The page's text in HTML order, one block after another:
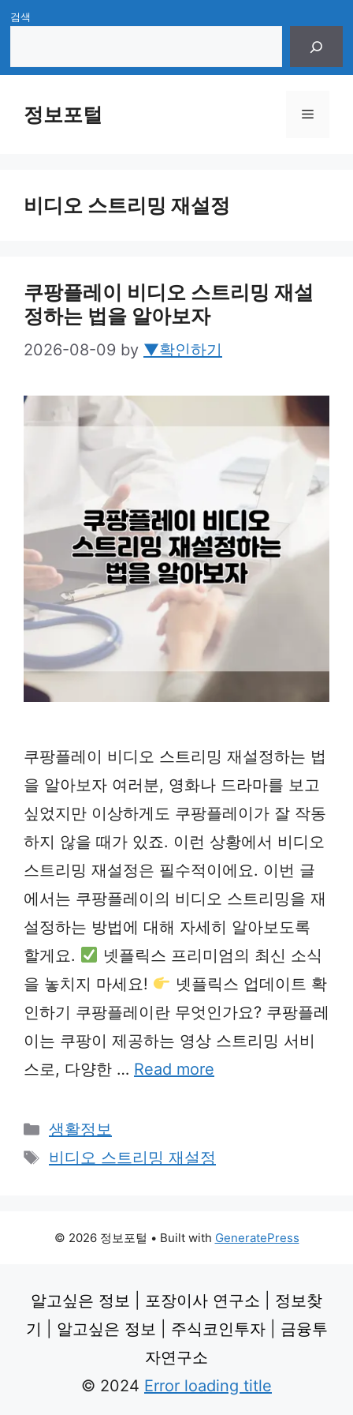
Skip
content
검색
정보포털 Menu
비디오 스트리밍 재설정
쿠팡플레이 비디오 스트리밍 재설
정하는 법을 알아보자
2026-08-09 by ▼확인하기
쿠팡플레이 비디오 스트리밍 재설정하는 법
을 알아보자 여러분, 영화나 드라마를 보고
싶었지만 이상하게도 쿠팡플레이가 잘 작동
하지 않을 때가 있죠. 이런 상황에서 비디오
스트리밍 재설정은 필수적이에요. 이번 글
에서는 쿠팡플레이의 비디오 스트리밍을 재
설정하는 방법에 대해 자세히 알아보도록
할게요.
넷플릭스 프리미엄의 최신 소식
을 놓치지 마세요!
넷플릭스 업데이트 확
인하기 쿠팡플레이란 무엇인가요? 쿠팡플레
이는 쿠팡이 제공하는 영상 스트리밍 서비
스로, 다양한 … Read more
Categories
생활정보
Tags
비디오 스트리밍 재설정
© 2026 정보포털 • Built with GeneratePress
알고싶은 정보 포장이사 연구소
정보찾
기
알고싶은 정보 주식코인투자| 금융투
자연구소
© 2024 Error loading title